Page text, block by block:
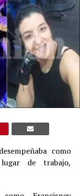
como
de trabajo,